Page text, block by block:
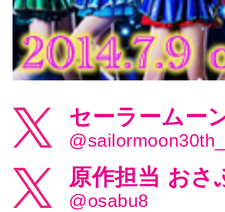
セーラームー
@sailormoon30th_
原作担当 おさ
@osabu8